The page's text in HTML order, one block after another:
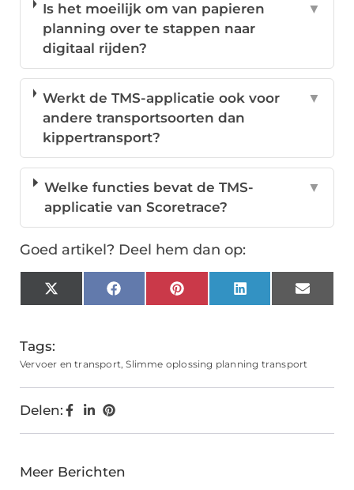
Is het moeilijk om van papieren
planning over te stappen naar
digitaal rijden?
▼
Werkt de TMS-applicatie ook voor
andere transportsoorten dan
kippertransport?
▼
Welke functies bevat de TMS-
applicatie van Scoretrace?
▼
Goed artikel? Deel hem dan op:
X
(Twitter)
FacebookPinterestLinkedInEmail
Tags:
Vervoer en transport,Slimme oplossing planning transport
Delen:
Meer Berichten